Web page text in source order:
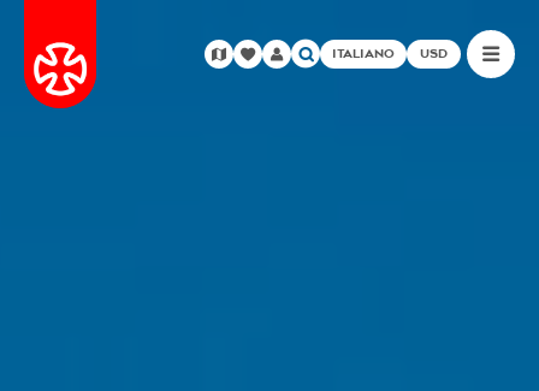
ITALIANO USD